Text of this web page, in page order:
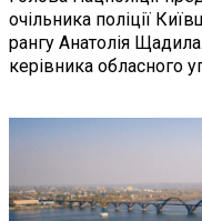
очільника поліції
рангу Анатолія Щадила. На Київщині призначили нового
керівника обласного